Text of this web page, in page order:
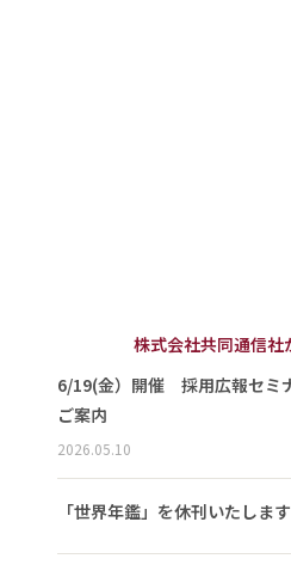
株式会社共同通信社
6/19(金）開催 採用広報セミ
ご案内
2026.05.10
「世界年鑑」を休刊いたします